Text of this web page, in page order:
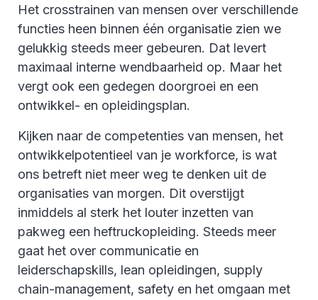
Het crosstrainen van mensen over verschillende
functies heen binnen één organisatie zien we
gelukkig steeds meer gebeuren. Dat levert
maximaal interne wendbaarheid op. Maar het
vergt ook een gedegen doorgroei en een
ontwikkel- en opleidingsplan.
Kijken naar de competenties van mensen, het
ontwikkelpotentieel van je workforce, is wat
ons betreft niet meer weg te denken uit de
organisaties van morgen. Dit overstijgt
inmiddels al sterk het louter inzetten van
pakweg een heftruckopleiding. Steeds meer
gaat het over communicatie en
leiderschapskills, lean opleidingen, supply
chain-management, safety en het omgaan met